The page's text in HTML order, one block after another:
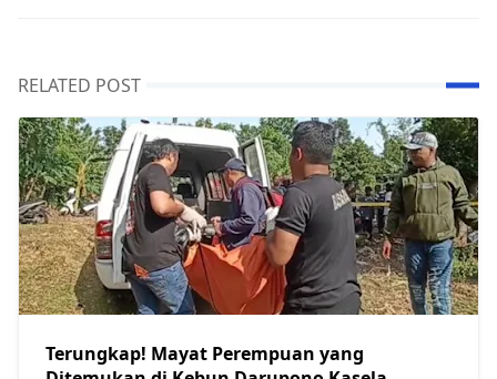
RELATED POST
Terungkap! Mayat Perempuan yang